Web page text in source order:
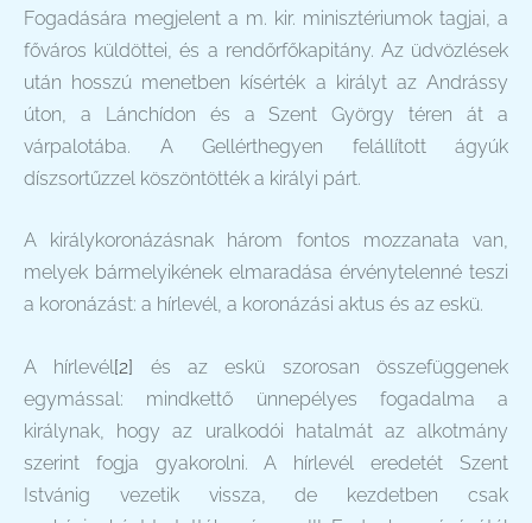
Fogadására megjelent a m. kir. minisztériumok tagjai, a
főváros küldöttei, és a rendőrfőkapitány. Az üdvözlések
után hosszú menetben kísérték a királyt az Andrássy
úton, a Lánchídon és a Szent György téren át a
várpalotába. A Gellérthegyen felállított ágyúk
díszsortűzzel köszöntötték a királyi párt.
A királykoronázásnak három fontos mozzanata van,
melyek bármelyikének elmaradása érvénytelenné teszi
a koronázást: a hírlevél, a koronázási aktus és az eskü.
A hírlevél[2] és az eskü szorosan összefüggenek
egymással: mindkettő ünnepélyes fogadalma a
királynak, hogy az uralkodói hatalmát az alkotmány
szerint fogja gyakorolni. A hírlevél eredetét Szent
Istvánig vezetik vissza, de kezdetben csak